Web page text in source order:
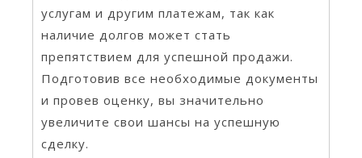
услугам и другим платежам, так как
наличие долгов может стать
препятствием для успешной продажи.
Подготовив все необходимые документы
и провев оценку, вы значительно
увеличите свои шансы на успешную
сделку.